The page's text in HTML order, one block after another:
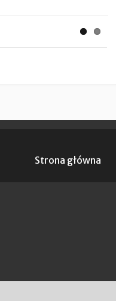
Strona główna